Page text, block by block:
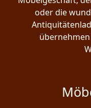
oder die